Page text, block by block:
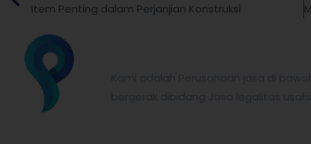
Item Penting dalam Perjanjian Konstruksi